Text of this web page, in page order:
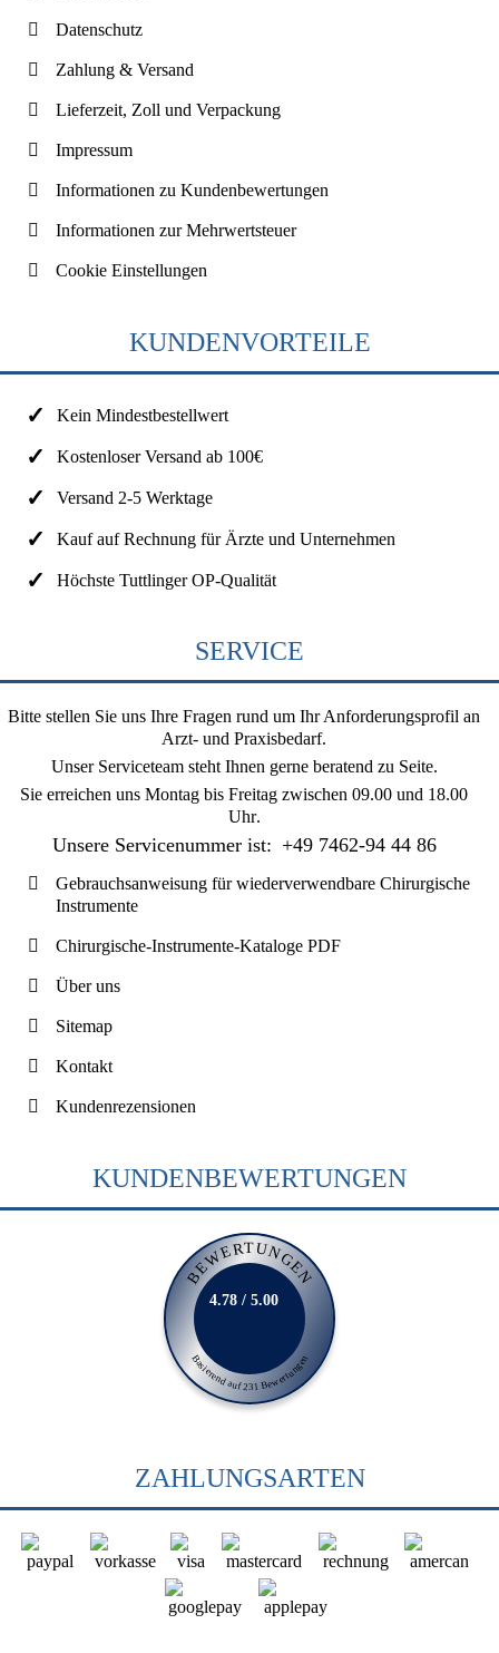
Datenschutz
Zahlung & Versand
Lieferzeit, Zoll und Verpackung
Impressum
Informationen zu Kundenbewertungen
Informationen zur Mehrwertsteuer
Cookie Einstellungen
KUNDENVORTEILE
Kein Mindestbestellwert
Kostenloser Versand ab 100€
Versand 2-5 Werktage
Kauf auf Rechnung für Ärzte und Unternehmen
Höchste Tuttlinger OP-Qualität
SERVICE
Bitte stellen Sie uns Ihre Fragen rund um Ihr Anforderungsprofil an
Arzt- und Praxisbedarf.
Unser Serviceteam steht Ihnen gerne beratend zu Seite.
Sie erreichen uns Montag bis Freitag zwischen 09.00 und 18.00
Uhr.
Unsere Servicenummer ist: +49 7462-94 44 86
Gebrauchsanweisung für wiederverwendbare Chirurgische
Instrumente
Chirurgische-Instrumente-Kataloge PDF
Über uns
Sitemap
Kontakt
Kundenrezensionen
KUNDENBEWERTUNGEN
BEWERTUNGEN
Basierend auf 231 Bewertungen
4.78 / 5.00
ZAHLUNGSARTEN